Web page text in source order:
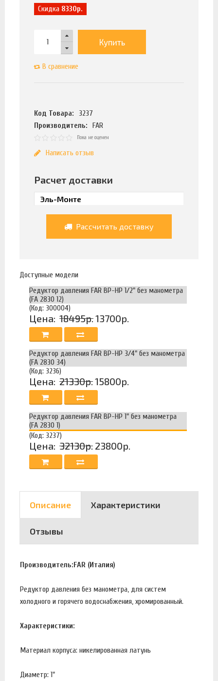
Скидка 8330р.
Купить
В сравнение
Код Товара:
3237
Производитель:
FAR
Пока не оценен
Написать отзыв
Расчет доставки
Рассчитать доставку
Доступные модели
Редуктор давления FAR ВР-НР 1/2" без манометра
(FA 2830 12)
(Код: 300004)
Цена: 18495р.13700р.
Редуктор давления FAR ВР-НР 3/4" без манометра
(FA 2830 34)
(Код: 3236)
Цена: 21330р.15800р.
Редуктор давления FAR ВР-НР 1" без манометра
(FA 2830 1)
(Код: 3237)
Цена: 32130р. 23800р.
Описание Характеристики
Отзывы
Производитель:FAR (Италия)
Редуктор давления без манометра, для систем
холодного и горячего водоснабжения, хромированный.
Характеристики:
Материал корпуса: никелированная латунь
Диаметр: 1"